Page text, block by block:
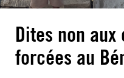
Dites non aux
forcées au